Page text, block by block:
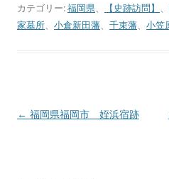
カテゴリー:福岡県 【史跡訪問】
家墓所
小倉新田藩 千束藩 小笠
投
← 福岡県福岡市 姪浜宿跡